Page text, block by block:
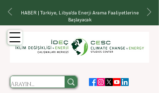
HABER | Türkiye, Libya'da Enerji Arama Faaliyetlerine
Başlayacak